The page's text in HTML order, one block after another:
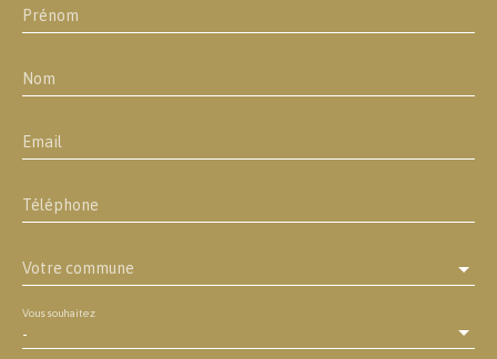
Prénom
Nom
Email
Téléphone
Votre commune
-
Vous souhaitez